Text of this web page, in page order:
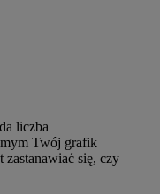
liczba
Twój grafik
zastanawiać się, czy